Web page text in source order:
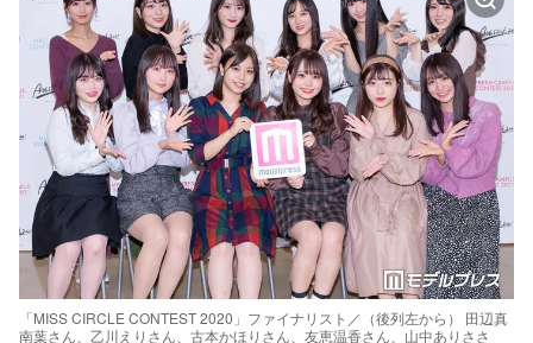
「MISS CIRCLE CONTEST 2020」ファイナリスト／（後列左から） 田辺真
南葉さん、乙川えりさん、古本かほりさん、友恵温香さん、山中ありささ